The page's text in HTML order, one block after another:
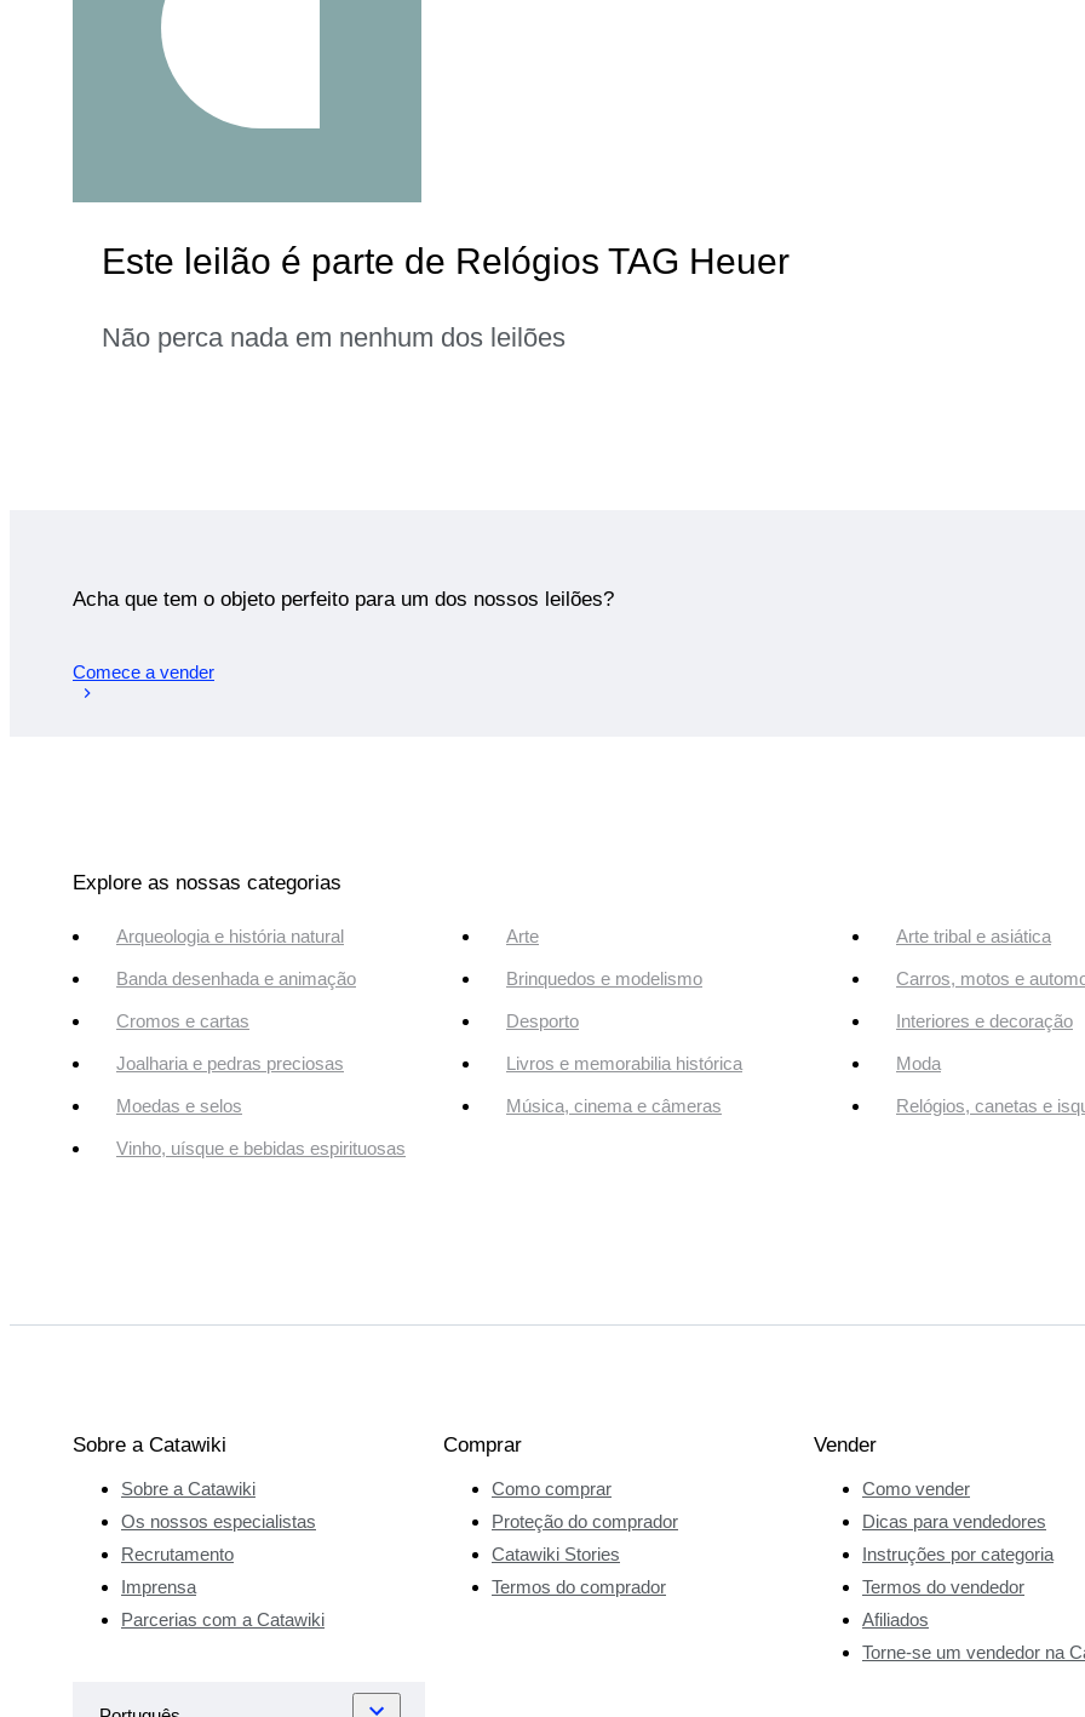
Este leilão é parte de Relógios TAG Heuer
Não perca nada em nenhum dos leilões
Acha que tem o objeto perfeito para um dos nossos leilões?
Comece a vender
Explore as nossas categorias
Arqueologia e história natural Arte Arte tribal e asiática
Banda desenhada e animação Brinquedos e modelismo Carros, motos e
Cromos e cartas Desporto Interiores e decoração
Joalharia e pedras preciosas Livros e memorabilia histórica Moda
Moedas e selos Música, cinema e câmeras Relógios, canetas e
Vinho, uísque e bebidas espirituosas
Sobre a Catawiki
Sobre a Catawiki
Os nossos especialistas
Recrutamento
Imprensa
Parcerias com a Catawiki
Comprar
Como comprar
Proteção do comprador
Catawiki Stories
Termos do comprador
Vender
Como vender
Dicas para vendedores
Instruções por categoria
Termos do vendedor
Afiliados
Torne-se um vendedor na